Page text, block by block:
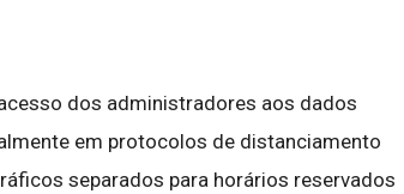
dos administradores aos dados
em protocolos de distanciamento
separados para horários reservados